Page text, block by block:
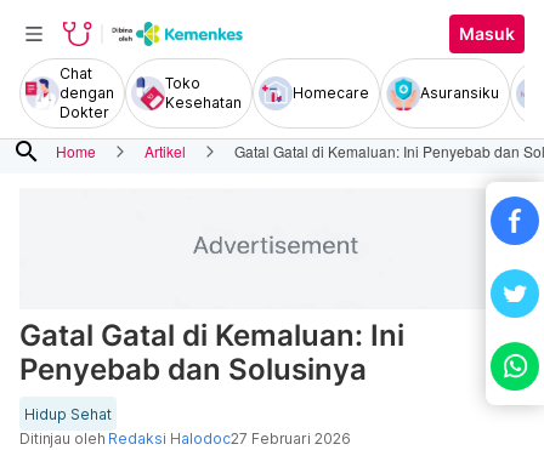
Masuk
Chat
dengan
Dokter
Toko
Kesehatan
Homecare Asuransiku
search Home Artikel Gatal Gatal di Kemaluan: Ini Penyebab dan
Gatal Gatal di Kemaluan: Ini
Penyebab dan Solusinya
Hidup Sehat
Ditinjau oleh Redaksi Halodoc27 Februari 2026